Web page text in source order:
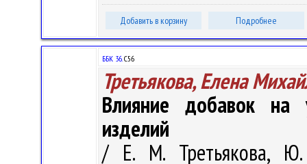
Добавить в корзину Подробнее
ББК 36.С56
Третьякова, Елена
Влияние добавок на
изделий
/ Е. М. Третьякова,